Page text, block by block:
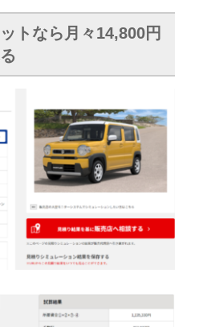
トなら月々14,800円